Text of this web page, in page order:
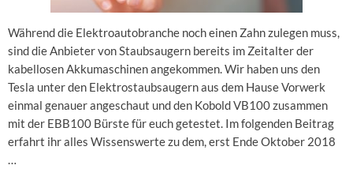
Während die Elektroautobranche noch einen Zahn zulegen muss,
sind die Anbieter von Staubsaugern bereits im Zeitalter der
kabellosen Akkumaschinen angekommen. Wir haben uns den
Tesla unter den Elektrostaubsaugern aus dem Hause Vorwerk
einmal genauer angeschaut und den Kobold VB100 zusammen
mit der EBB100 Bürste für euch getestet. Im folgenden Beitrag
erfahrt ihr alles Wissenswerte zu dem, erst Ende Oktober 2018
…